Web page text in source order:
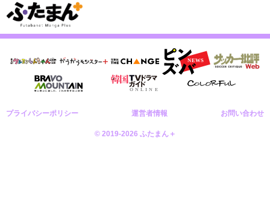
プライバシーポリシー 運営者情報 お問い合わせ
© 2019-2026 ふたまん＋